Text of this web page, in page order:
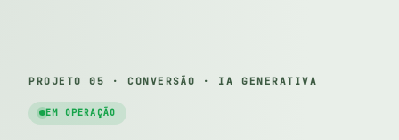
PROJETO 05 · CONVERSÃO · IA GENERATIVA
EM OPERAÇÃO